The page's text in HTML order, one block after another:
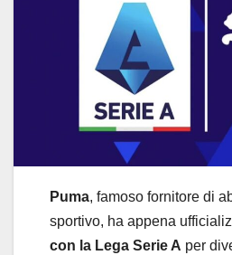
Puma, famoso fornitore di
sportivo, ha appena
con la Lega Serie A per